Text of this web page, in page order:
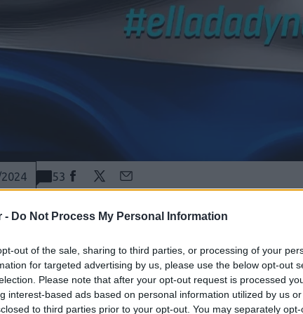
- Do Not Process My Personal Information
out of the sale, sharing to third parties, or processing of your
for targeted advertising by us, please use the below opt-out
Please note that after your opt-out request is processed
interest-based ads based on personal information utilized by us
to third parties prior to your opt-out. You may separately
53
Ενόπλων